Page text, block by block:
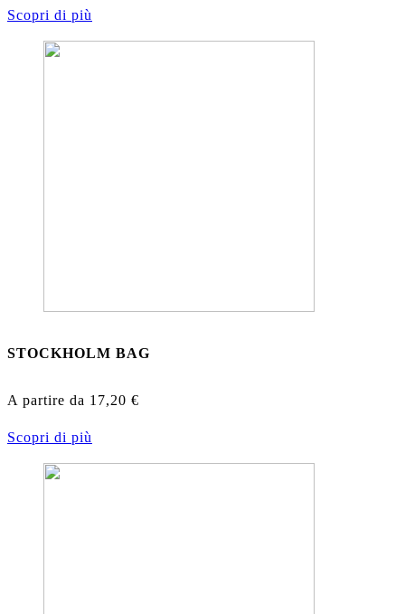
Scopri di più
STOCKHOLM BAG
A partire da 17,20 €
Scopri di più